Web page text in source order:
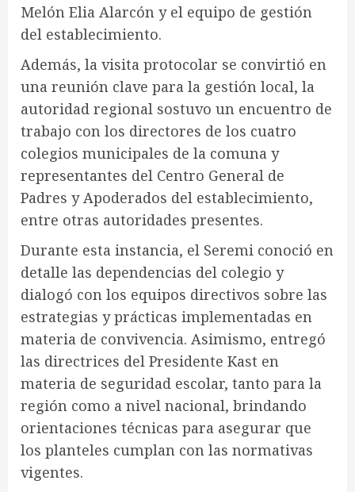
Melón Elia Alarcón y el equipo de gestión
del establecimiento.
Además, la visita protocolar se convirtió en
una reunión clave para la gestión local, la
autoridad regional sostuvo un encuentro de
trabajo con los directores de los cuatro
colegios municipales de la comuna y
representantes del Centro General de
Padres y Apoderados del establecimiento,
entre otras autoridades presentes.
​Durante esta instancia, el Seremi conoció en
detalle las dependencias del colegio y
dialogó con los equipos directivos sobre las
estrategias y prácticas implementadas en
materia de convivencia. Asimismo, entregó
las directrices del Presidente Kast en
materia de seguridad escolar, tanto para la
región como a nivel nacional, brindando
orientaciones técnicas para asegurar que
los planteles cumplan con las normativas
vigentes.